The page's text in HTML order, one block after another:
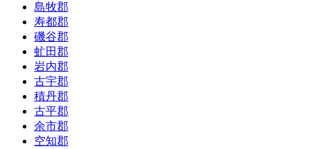
島牧郡
寿都郡
磯谷郡
虻田郡
岩内郡
古宇郡
積丹郡
古平郡
余市郡
空知郡